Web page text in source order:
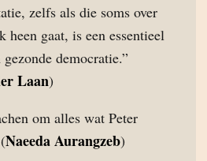
zelfs als die soms over
heen gaat, is een essentieel
democratie.”
Laan)
om alles wat Peter
Naeeda Aurangzeb)